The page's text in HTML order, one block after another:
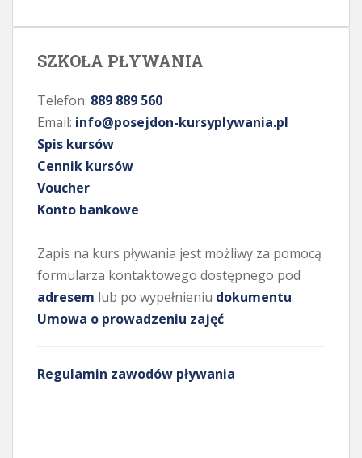
SZKOŁA PŁYWANIA
Telefon: 889 889 560
Email: info@posejdon-kursyplywania.pl
Spis kursów
Cennik kursów
Voucher
Konto bankowe
Zapis na kurs pływania jest możliwy za pomocą
formularza kontaktowego dostępnego pod
adresem lub po wypełnieniu dokumentu.
Umowa o prowadzeniu zajęć
Regulamin zawodów pływania